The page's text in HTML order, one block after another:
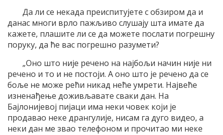
Да ли се некада преиспитујете с обзиром да и
данас многи врло пажљиво слушају шта имате да
кажете, плашите ли се да можете послати погрешну
поруку, да ће вас погрешно разумети?
„Оно што није речено на најбољи начин није ни
речено и то и не постоји. А оно што је речено да се
боље не може рећи никад неће умрети. Највеће
изненађење доживљавате сваки дан. На
Бајлонијевој пијаци има неки човек који је
продавао неке дрангулије, нисам га дуго видео, а
неки дан ме звао телефоном и прочитао ми неке